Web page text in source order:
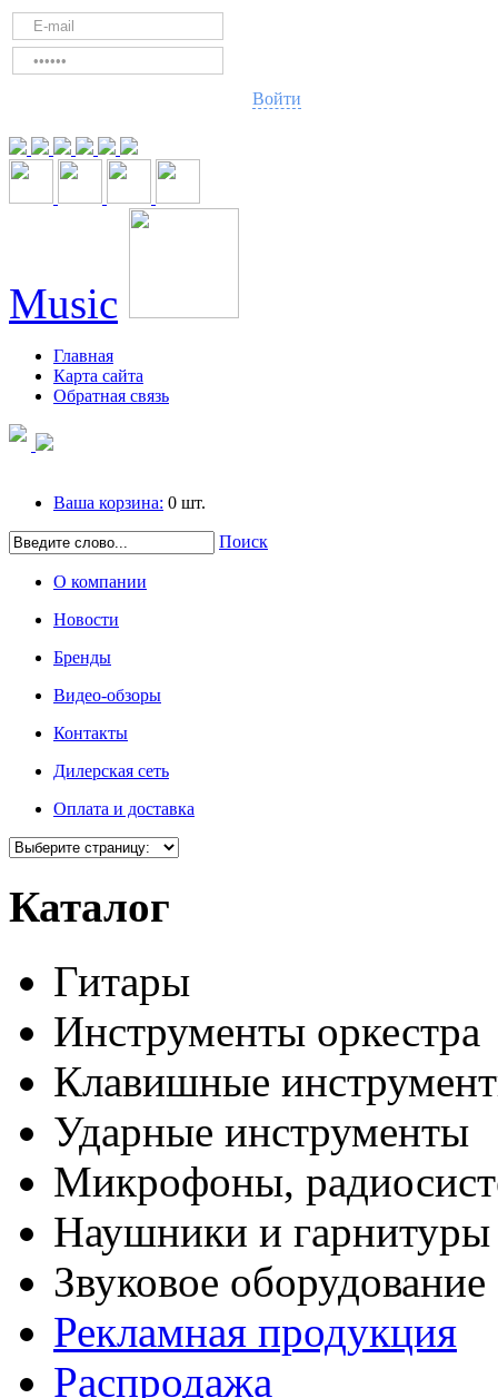
Войти
Music
Главная
Карта сайта
Обратная связь
Ваша корзина: 0 шт.
Поиск
О компании
Новости
Бренды
Видео-обзоры
Контакты
Дилерская сеть
Оплата и доставка
Каталог
Гитары
Инструменты оркестра
Клавишные
Ударные инструменты
Микрофоны,
Наушники и гарнитуры
Звуковое оборудование
Рекламная продукция
Распродажа